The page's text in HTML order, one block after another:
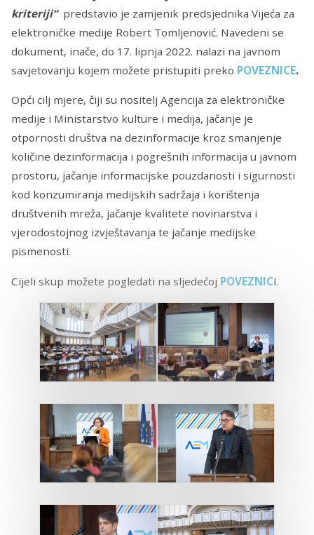
kriteriji“predstavio je zamjenik predsjednika Vijeća za
elektroničke medije Robert Tomljenović. Navedeni se
dokument, inače, do 17. lipnja 2022. nalazi na javnom
savjetovanju kojem možete pristupiti preko POVEZNICE.
Opći cilj mjere, čiji su nositelj Agencija za elektroničke
medije i Ministarstvo kulture i medija, jačanje je
otpornosti društva na dezinformacije kroz smanjenje
količine dezinformacija i pogrešnih informacija u javnom
prostoru, jačanje informacijske pouzdanosti i sigurnosti
kod konzumiranja medijskih sadržaja i korištenja
društvenih mreža, jačanje kvalitete novinarstva i
vjerodostojnog izvještavanja te jačanje medijske
pismenosti.
Cijeli skup možete pogledati na sljedećoj POVEZNICI.